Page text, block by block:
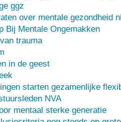
ggz
over mentale gezondheid
Bij Mentale Ongemakken
trauma
in de geest
starten gezamenlijke
NVA
mentaal sterke generatie